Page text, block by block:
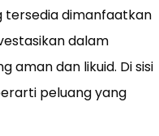
tersedia dimanfaatkan
dalam
aman dan likuid. Di sisi
peluang yang